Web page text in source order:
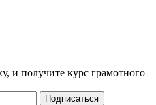
и получите курс грамотного